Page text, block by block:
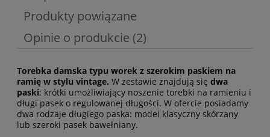
Produkty powiązane
Opinie o produkcie (2)
Torebka damska typu worek z szerokim paskiem na
ramię w stylu vintage. W zestawie znajdują się dwa
paski: krótki umożliwiający noszenie torebki na ramieniu i
długi pasek o regulowanej długości. W ofercie posiadamy
dwa rodzaje długiego paska: model klasyczny skórzany
lub szeroki pasek bawełniany.